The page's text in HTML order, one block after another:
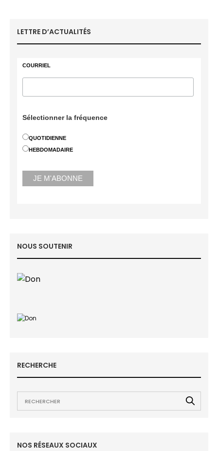
LETTRE D’ACTUALITÉS
COURRIEL
Sélectionner la fréquence
QUOTIDIENNE
HEBDOMADAIRE
NOUS SOUTENIR
RECHERCHE
NOS RÉSEAUX SOCIAUX